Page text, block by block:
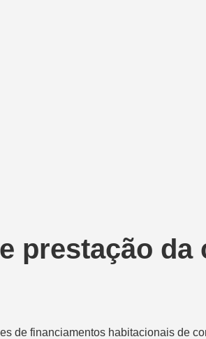
prestação da
de financiamentos habitacionais de